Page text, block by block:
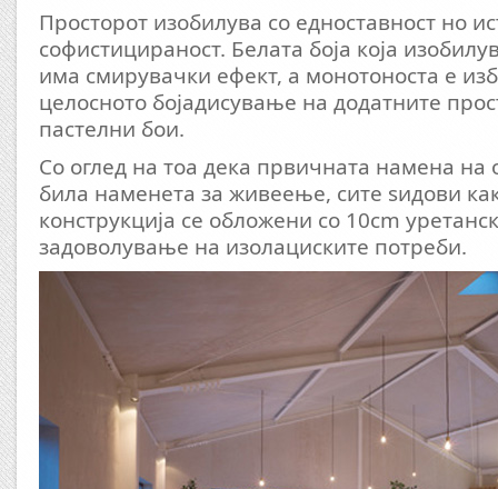
Просторот изобилува со едноставност но
софистицираност. Белата боја која
има смирувачки ефект, а монотоноста е
целосното бојадисување на додатните
пастелни бои.
Со оглед на тоа дека првичната намена на
била наменета за живеење, сите ѕидови
конструкција се обложени со 10cm
задоволување на изолациските потреби.